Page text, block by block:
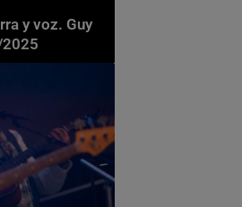
y voz. Guy
2025